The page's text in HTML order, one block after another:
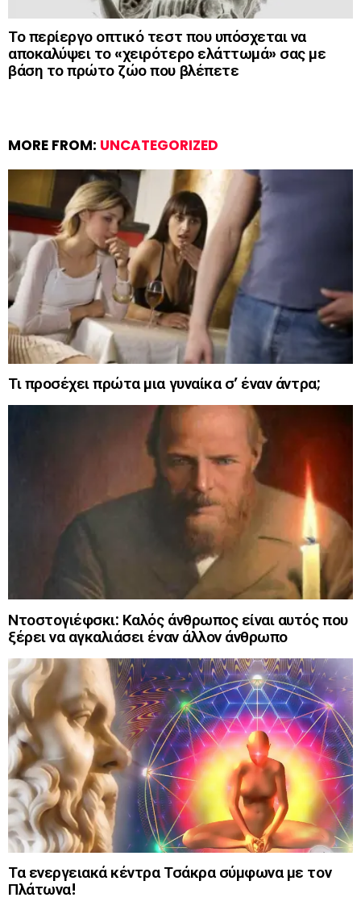
Το περίεργο οπτικό τεστ που υπόσχεται να
αποκαλύψει το «χειρότερο ελάττωμά» σας με
βάση το πρώτο ζώο που βλέπετε
MORE FROM: UNCATEGORIZED
Τι προσέχει πρώτα μια γυναίκα σ’ έναν άντρα;
Ντοστογιέφσκι: Καλός άνθρωπος είναι αυτός που
ξέρει να αγκαλιάσει έναν άλλον άνθρωπο
Τα ενεργειακά κέντρα Τσάκρα σύμφωνα με τον
Πλάτωνα!